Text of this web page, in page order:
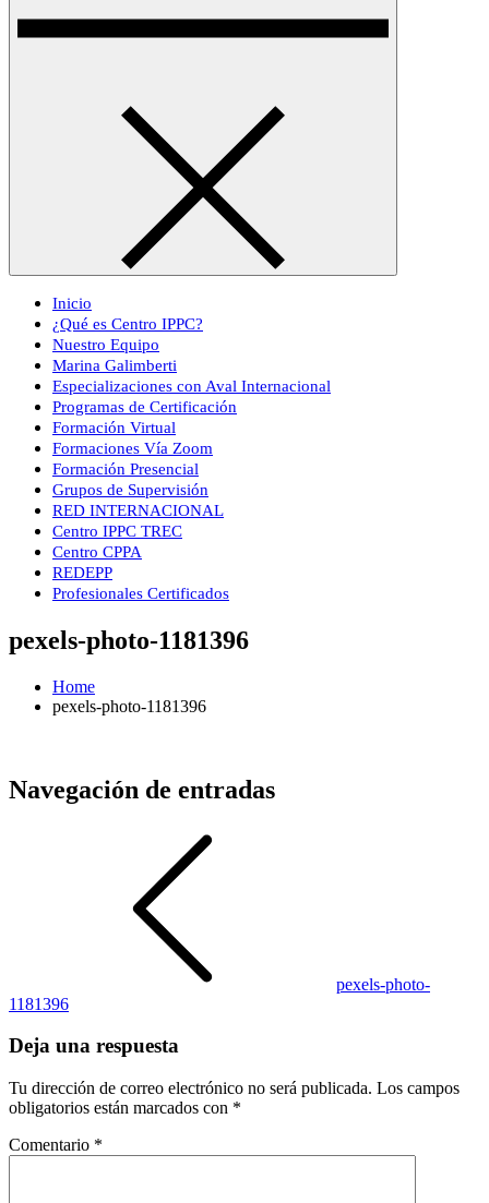
Inicio
¿Qué es Centro IPPC?
Nuestro Equipo
Marina Galimberti
Especializaciones con Aval Internacional
Programas de Certificación
Formación Virtual
Formaciones Vía Zoom
Formación Presencial
Grupos de Supervisión
RED INTERNACIONAL
Centro IPPC TREC
Centro CPPA
REDEPP
Profesionales Certificados
pexels-photo-1181396
Home
pexels-photo-1181396
Navegación de entradas
pexels-photo-
1181396
Deja una respuesta
Tu dirección de correo electrónico no será publicada. Los campos
obligatorios están marcados con *
Comentario *